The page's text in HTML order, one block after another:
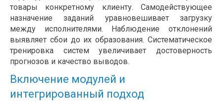
товары конкретному клиенту. Самодействующее
назначение заданий уравновешивает загрузку
между исполнителями. Наблюдение отклонений
выявляет сбои до их образования. Систематическое
тренировка систем увеличивает достоверность
прогнозов и качество выводов.
Включение модулей и
интегрированный подход